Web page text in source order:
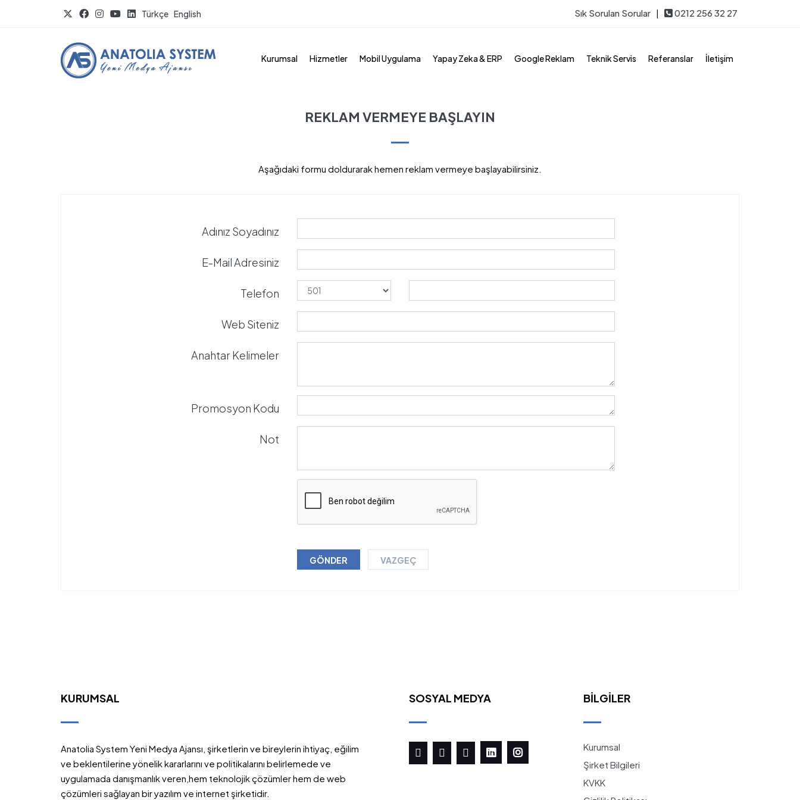
Türkçe English Sık Sorulan Sorular | 0212 256 32 27
Kurumsal Hizmetler Mobil Uygulama Yapay Zeka & ERP Google Reklam Teknik Servis Referanslar İletişim
REKLAM VERMEYE BAŞLAYIN
Aşağıdaki formu doldurarak hemen reklam vermeye başlayabilirsiniz.
Adınız Soyadınız
E-Mail Adresiniz
Telefon
Web Siteniz
Anahtar Kelimeler
Promosyon Kodu
Not
VAZGEÇ
KURUMSAL
Anatolia System Yeni Medya Ajansı, şirketlerin ve bireylerin ihtiyaç, eğilim
ve beklentilerine yönelik kararlarını ve politikalarını belirlemede ve
uygulamada danışmanlık veren,hem teknolojik çözümler hem de web
çözümleri sağlayan bir yazılım ve internet şirketidir.
SOSYAL MEDYA BILGILER
Kurumsal
Şirket Bilgileri
KVKK